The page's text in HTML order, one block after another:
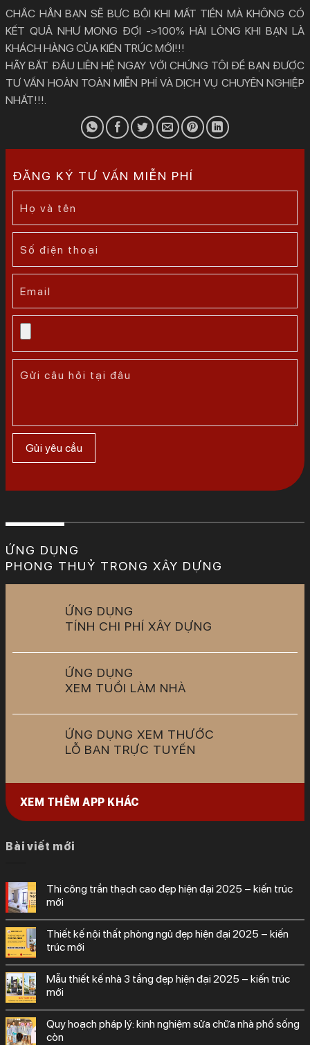
CHẮC HẲN BẠN SẼ BỰC BỘI KHI MẤT TIỀN MÀ KHÔNG CÓ
KẾT QUẢ NHƯ MONG ĐỢI ->100% HÀI LÒNG KHI BẠN LÀ
KHÁCH HÀNG CỦA KIẾN TRÚC MỚI!!!
HÃY BẮT ĐẦU LIÊN HỆ NGAY VỚI CHÚNG TÔI ĐỂ BẠN ĐƯỢC
TƯ VẤN HOÀN TOÀN MIỄN PHÍ VÀ DỊCH VỤ CHUYÊN NGHIỆP
NHẤT!!!.
ĐĂNG KÝ TƯ VẤN MIỄN PHÍ
ỨNG DỤNG
PHONG THUỶ TRONG XÂY DỰNG
ỨNG DỤNG
TÍNH CHI PHÍ XÂY DỰNG
ỨNG DỤNG
XEM TUỔI LÀM NHÀ
ỨNG DỤNG XEM THƯỚC
LỖ BAN TRỰC TUYẾN
XEM THÊM APP KHÁC
Bài viết mới
thi công trần thạch cao đẹp hiện đại 2025 – kiến trúc
mới
thiết kế nội thất phòng ngủ đẹp hiện đại 2025 – kiến
trúc mới
mẫu thiết kế nhà 3 tầng đẹp hiện đại 2025 – kiến trúc
mới
quy hoạch pháp lý: kinh nghiệm sửa chữa nhà phố sống
còn